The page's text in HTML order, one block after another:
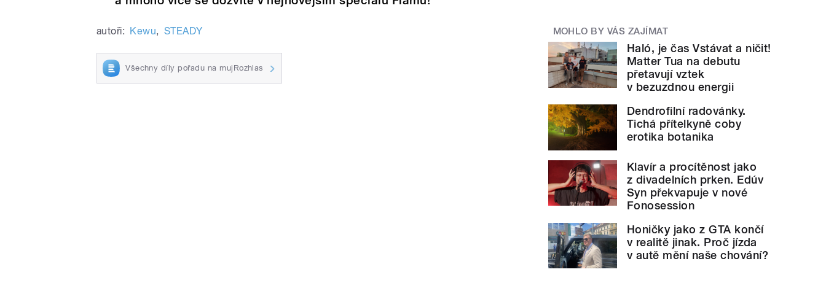
autoři: Kewu, STEADY
Všechny díly pořadu na mujRozhlas
MOHLO BY VÁS ZAJÍMAT
Haló, je čas Vstávat a ničit!
Matter Tua na debutu
přetavují vztek
v bezuzdnou energii
Dendrofilní radovánky.
Tichá přítelkyně coby
erotika botanika
Klavír a procítěnost jako
z divadelních prken. Edúv
Syn překvapuje v nové
Fonosession
Honičky jako z GTA končí
v realitě jinak. Proč jízda
v autě mění naše chování?